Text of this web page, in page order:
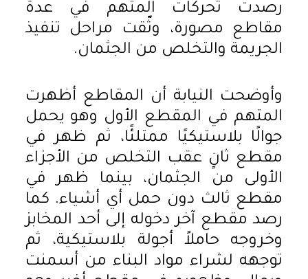
رصدت تحركات المتهم في عدة
مقاطع مصورة، وثّقت مراحل تنفيذ
الجريمة والتخلص من الجثمان.
وأوضحت النيابة أن المقاطع أظهرت
المتهم في المقطع الأول وهو يحمل
جوالًا بلاستيكيًا ممتلئًا، ثم ظهر في
مقطع ثانٍ عقب التخلص من الأجزاء
الأولى من الجثمان، بينما ظهر في
مقطع ثالث دون حمل أي أشياء. كما
رصد مقطع آخر دخوله إلى أحد المخابز
وخروجه حاملاً أجولة بلاستيكية، ثم
توجهه لشراء مواد البناء من أسمنت